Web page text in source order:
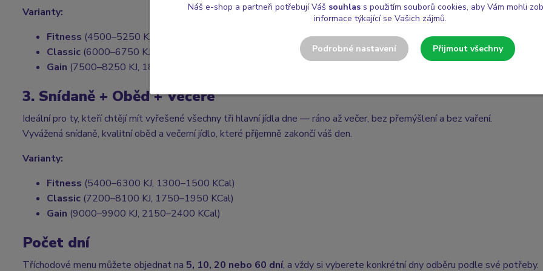
Varianty:
Fitness (4500–5250 KJ, 1100–1250 KCal)
Classic (6000–6750 KJ, 1450–1650 KCal)
Gain (7500–8250 KJ, 1800–2000 KCal)
3. Snídaně + Oběd + Večeře
Ideální pro ty, kteří chtějí mít vyřešené všechny tři hlavní jídla dne — ráno až večer, bez přemýšlení a bez vaření.
Vyvážená snídaně, kvalitní oběd a večerní jídlo, které příjemně zakončí váš den.
Varianty:
Fitness (5400–6300 KJ, 1300–1500 KCal)
Classic (7200–8100 KJ, 1750–1950 KCal)
Gain (9000–9900 KJ, 2150–2400 KCal)
Počet dní
Tříchodové menu můžete objednat na 5, 10, 20 nebo 60 dní, a vždy si vyberete konkrétní dny odběru podle své potřeby.
Náš e-shop a partneři potřebují Váš souhlass použitím souborů cookies, aby Vám mohli
informace týkající se Vašich zájmů.
Podrobné nastavení Přijmout všechny